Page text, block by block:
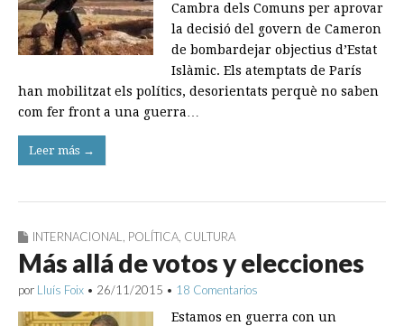
Cambra dels Comuns per aprovar
la decisió del govern de Cameron
de bombardejar objectius d’Estat
Islàmic. Els atemptats de París
han mobilitzat els polítics, desorientats perquè no saben
com fer front a una guerra…
Leer más →
INTERNACIONAL, POLÍTICA, CULTURA
Más allá de votos y elecciones
por Lluís Foix • 26/11/2015 • 18 Comentarios
Estamos en guerra con un